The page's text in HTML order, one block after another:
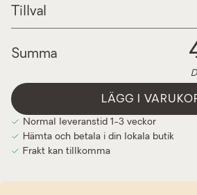
Tillval
Summa
Normal leveranstid 1-3 veckor
Hämta och betala i din lokala butik
Frakt kan tillkomma
LÄGG I